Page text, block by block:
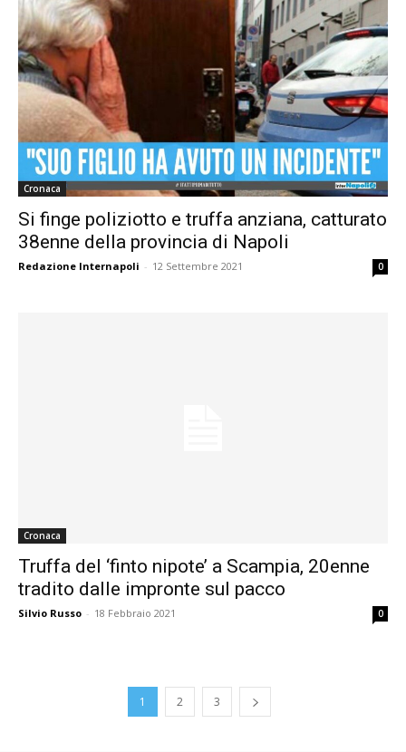
Cronaca
Si finge poliziotto e truffa anziana, catturato
38enne della provincia di Napoli
Redazione Internapoli - 12 Settembre 2021 0
Cronaca
Truffa del ‘finto nipote’ a Scampia, 20enne
tradito dalle impronte sul pacco
Silvio Russo - 18 Febbraio 2021 0
1 2 3